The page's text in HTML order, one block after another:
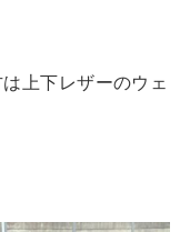
上下レザーのウェ